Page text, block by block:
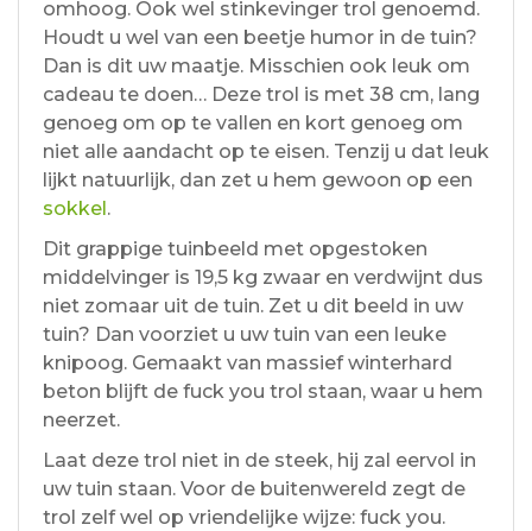
omhoog. Ook wel stinkevinger trol genoemd.
Houdt u wel van een beetje humor in de tuin?
Dan is dit uw maatje. Misschien ook leuk om
cadeau te doen… Deze trol is met 38 cm, lang
genoeg om op te vallen en kort genoeg om
niet alle aandacht op te eisen. Tenzij u dat leuk
lijkt natuurlijk, dan zet u hem gewoon op een
sokkel .
Dit grappige tuinbeeld met opgestoken
middelvinger is 19,5 kg zwaar en verdwijnt dus
niet zomaar uit de tuin. Zet u dit beeld in uw
tuin? Dan voorziet u uw tuin van een leuke
knipoog. Gemaakt van massief winterhard
beton blijft de fuck you trol staan, waar u hem
neerzet.
Laat deze trol niet in de steek, hij zal eervol in
uw tuin staan. Voor de buitenwereld zegt de
trol zelf wel op vriendelijke wijze: fuck you.